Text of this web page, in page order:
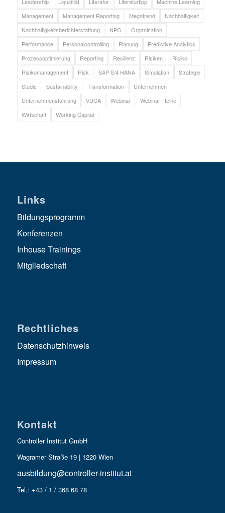
Management
Management Reporting Megatrend
Nachhaltigkeit
Nachhaltigkeitsberichterstattung
NPO
Organisation
Performance
Personalcontrolling Planung
Predictive Analytics
Prozessoptimierung
Reporting Resilienz Risiken
Risiko
Risikomanagement
Risk SAP S/4 HANA Simulation
Strategie
Studie
Sustainability Transformation
Unternehmen
Unternehmensführung
VUCA Webinar
Webinar-Reihe
Wirtschaft
Working Capital
Links
Bildungsprogramm
Konferenzen
Inhouse Trainings
Mitgliedschaft
Rechtliches
Datenschutzhinweis
Impressum
Kontakt
Controller Institut GmbH
Wagramer Straße 19 | 1220 Wien
ausbildung@controller-institut.at
Tel.: +43 / 1 / 368 68 78